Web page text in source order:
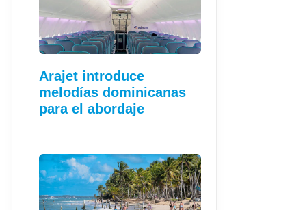
Arajet introduce
melodías dominicanas
para el abordaje